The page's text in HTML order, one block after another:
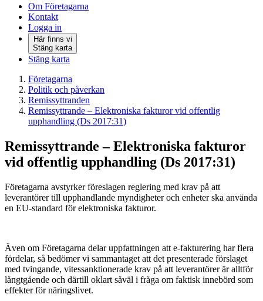
Om Företagarna
Kontakt
Logga in
Här finns vi
Stäng karta
Stäng karta
Företagarna
Politik och påverkan
Remissyttranden
Remissyttrande – Elektroniska fakturor vid offentlig
upphandling (Ds 2017:31)
Remissyttrande – Elektroniska fakturor
vid offentlig upphandling (Ds 2017:31)
Företagarna avstyrker föreslagen reglering med krav på att
leverantörer till upphandlande myndigheter och enheter ska använda
en EU-standard för elektroniska fakturor.
Även om Företagarna delar uppfattningen att e-fakturering har flera
fördelar, så bedömer vi sammantaget att det presenterade förslaget
med tvingande, vitessanktionerade krav på att leverantörer är alltför
långtgående och därtill oklart såväl i fråga om faktisk innebörd som
effekter för näringslivet.